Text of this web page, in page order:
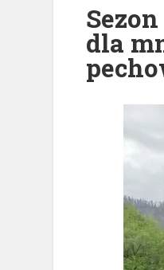
dla